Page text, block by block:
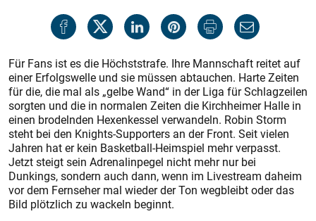
Für Fans ist es die Höchststrafe. Ihre Mannschaft reitet auf
einer Erfolgswelle und sie müssen abtauchen. Harte Zeiten
für die, die mal als „gelbe Wand“ in der Liga für Schlagzeilen
sorgten und die in normalen Zeiten die Kirchheimer Halle in
einen brodelnden Hexenkessel verwandeln. Robin Storm
steht bei den Knights-Supporters an der Front. Seit vielen
Jahren hat er kein Basketball-Heimspiel mehr verpasst.
Jetzt steigt sein Adrenalinpegel nicht mehr nur bei
Dunkings, sondern auch dann, wenn im Livestream daheim
vor dem Fernseher mal wieder der Ton wegbleibt oder das
Bild plötzlich zu wackeln beginnt.